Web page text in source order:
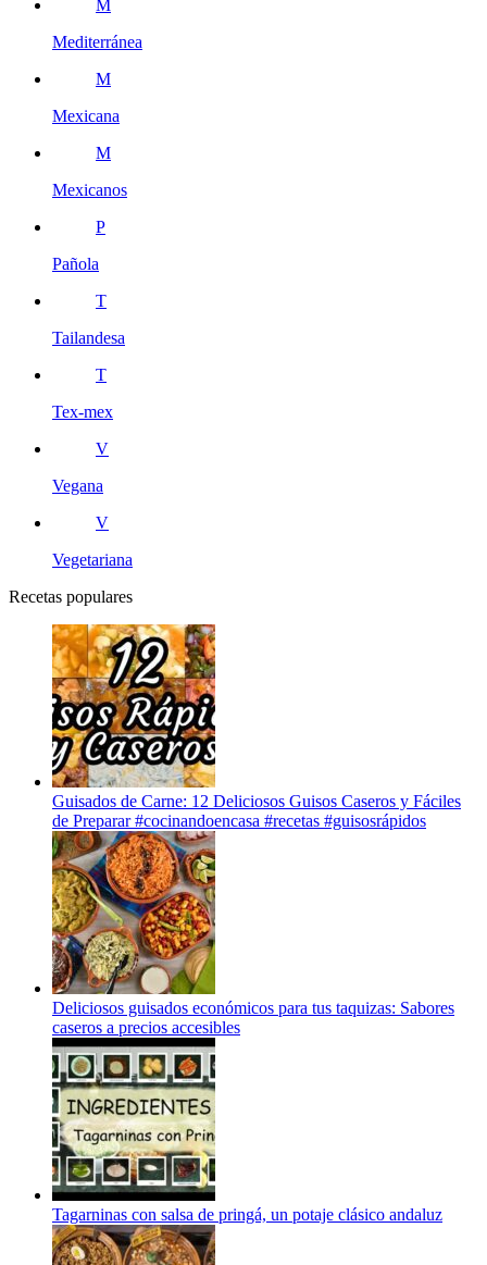
M
Mediterránea
M
Mexicana
M
Mexicanos
P
Pañola
T
Tailandesa
T
Tex-mex
V
Vegana
V
Vegetariana
Recetas populares
Guisados de Carne: 12 Deliciosos Guisos Caseros y Fáciles
de Preparar #cocinandoencasa #recetas #guisosrápidos
Deliciosos guisados económicos para tus taquizas: Sabores
caseros a precios accesibles
Tagarninas con salsa de pringá, un potaje clásico andaluz